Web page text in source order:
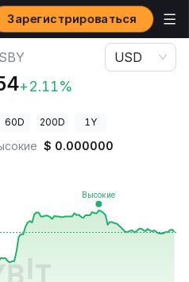
Зарегистрироваться
Inu GATSBY
+2.11%
USD
60D 200D 1Y
$ 0.000000